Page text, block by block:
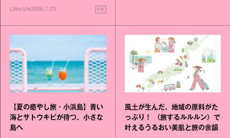
Lifestyle2026.7.23 PR
【夏の癒やし旅・小浜島】青い
海とサトウキビが待つ、小さな
島へ
風土が生んだ、地域の原料がた
っぷり！ 〈旅するルルルン〉で
叶えるうるおい美肌と旅の余韻